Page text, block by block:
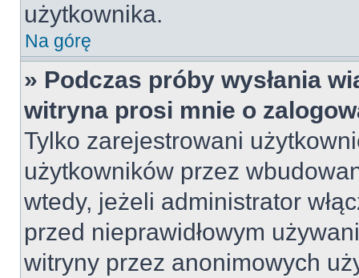
użytkownika.
Na górę
» Podczas próby wysłania
witryna prosi mnie o
Tylko zarejestrowani
użytkowników przez
wtedy, jeżeli administrator
przed nieprawidłowym
witryny przez anonimowych